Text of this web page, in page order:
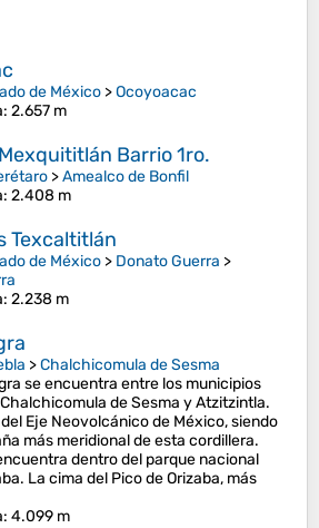
de México >Ocoyoacac
: 2.657 m
Barrio 1ro.
>Amealco de Bonfil
: 2.408 m
Texcaltitlán
de México > Donato Guerra >
: 2.238 m
>Chalchicomula de Sesma
se encuentra entre los municipios
de Sesma y Atzitzintla.
Eje Neovolcánico de México, siendo
más meridional de esta cordillera.
dentro del parque nacional
La cima del Pico de Orizaba, más
: 4.099 m